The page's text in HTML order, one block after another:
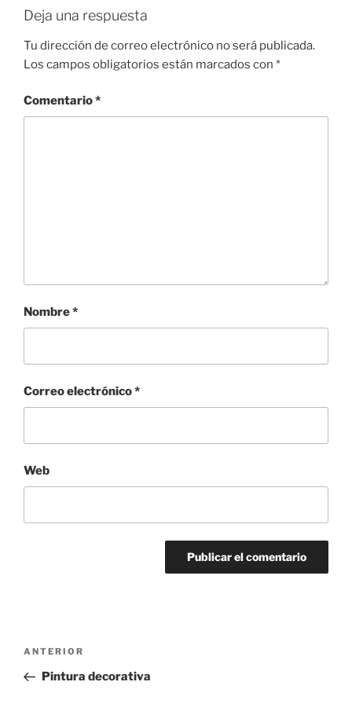
Deja una respuesta
Tu dirección de correo electrónico no será publicada.
Los campos obligatorios están marcados con *
Comentario*
Nombre*
Correo electrónico*
Web
Navegación
entradas
Entrada
anterior:
ANTERIOR
Pintura decorativa